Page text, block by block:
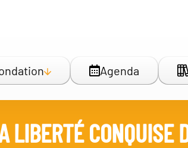
Agenda
LIBERTÉ CONQUISE